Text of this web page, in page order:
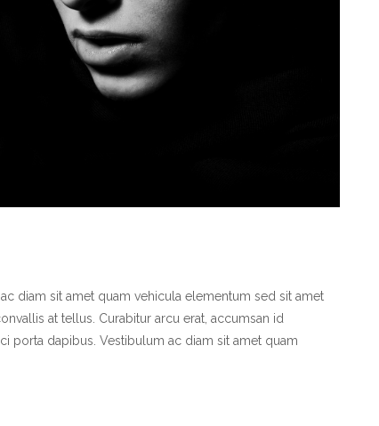
diam sit amet quam vehicula elementum sed sit amet
at tellus. Curabitur arcu erat, accumsan id
porta dapibus. Vestibulum ac diam sit amet quam